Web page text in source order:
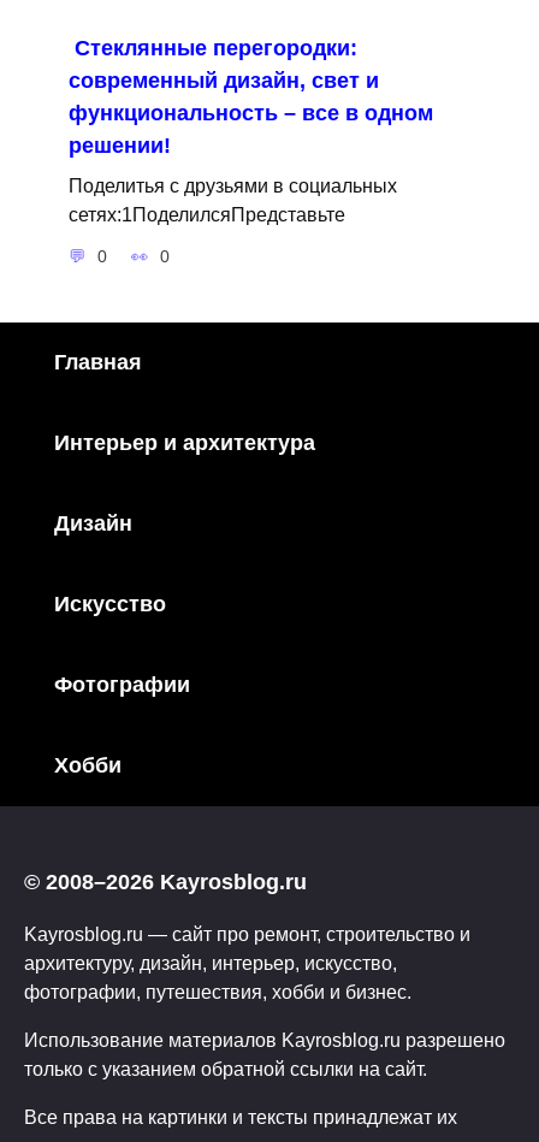
Стеклянные перегородки:
современный дизайн, свет и
функциональность – все в одном
решении!
Поделитья с друзьями в социальных
сетях:1ПоделилсяПредставьте
0 0
Главная
Интерьер и архитектура
Дизайн
Искусство
Фотографии
Хобби
© 2008–2026 Kayrosblog.ru
Kayrosblog.ru — сайт про ремонт, строительство и
архитектуру, дизайн, интерьер, искусство,
фотографии, путешествия, хобби и бизнес.
Использование материалов Kayrosblog.ru разрешено
только с указанием обратной ссылки на сайт.
Все права на картинки и тексты принадлежат их